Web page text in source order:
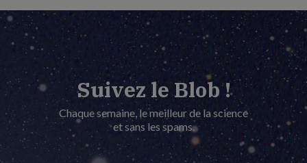
Suivez le Blob !
Chaque semaine, le meilleur de la science
et sans les spams.